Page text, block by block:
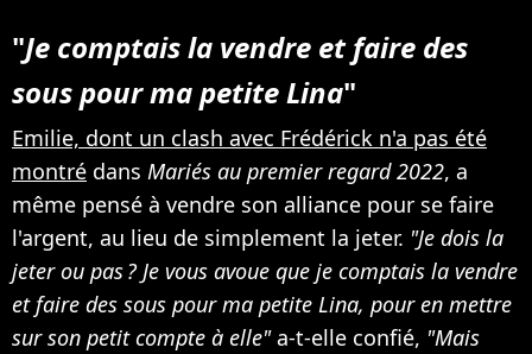
"Je comptais la vendre et faire des
sous pour ma petite Lina"
Emilie, dont un clash avec Frédérick n'a pas été
montré dans Mariés au premier regard 2022, a
même pensé à vendre son alliance pour se faire
l'argent, au lieu de simplement la jeter. "Je dois la
jeter ou pas ? Je vous avoue que je comptais la vendre
et faire des sous pour ma petite Lina, pour en mettre
sur son petit compte à elle"a-t-elle confié, "Mais